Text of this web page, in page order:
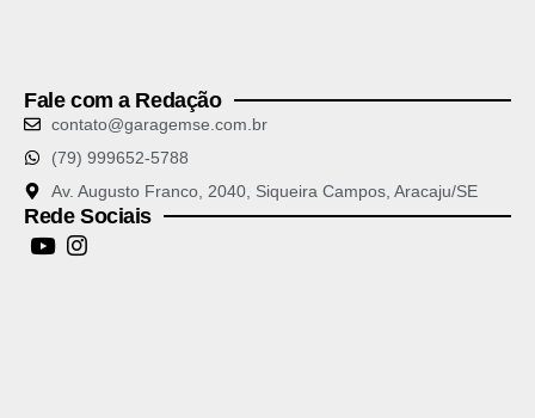
Fale com a Redação
contato@garagemse.com.br
(79) 999652-5788
Av. Augusto Franco, 2040, Siqueira Campos, Aracaju/SE
Rede Sociais